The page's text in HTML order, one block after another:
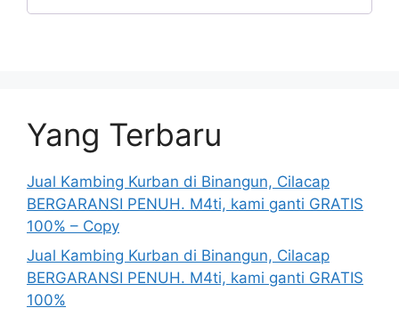
Yang Terbaru
Jual Kambing Kurban di Binangun, Cilacap
BERGARANSI PENUH. M4ti, kami ganti GRATIS
100% – Copy
Jual Kambing Kurban di Binangun, Cilacap
BERGARANSI PENUH. M4ti, kami ganti GRATIS
100%